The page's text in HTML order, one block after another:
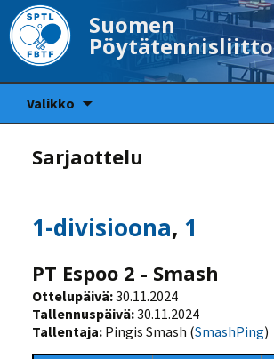
Suomen
Pöytätennisliitto
Valikko
Sarjaottelu
1-divisioona, 1
PT Espoo 2 - Smash
Ottelupäivä:30.11.2024
Tallennuspäivä:30.11.2024
Tallentaja: Pingis Smash (SmashPing)